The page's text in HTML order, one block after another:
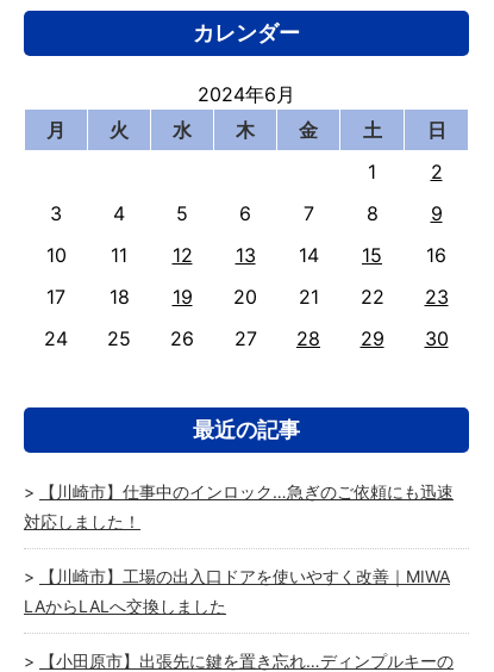
カレンダー
2024年6月
月
火 水 木 金 土
日
1
2
3
4 5 6 7 8
9
10
11 12 13 14 15
16
17
18 19 20 21 22
23
24
25 26 27 28 29 30
最近の記事
【川崎市】仕事中のインロック…急ぎのご依頼にも迅速
対応しました！
【川崎市】工場の出入口ドアを使いやすく改善｜MIWA
LAからLALへ交換しました
【小田原市】出張先に鍵を置き忘れ…ディンプルキーの